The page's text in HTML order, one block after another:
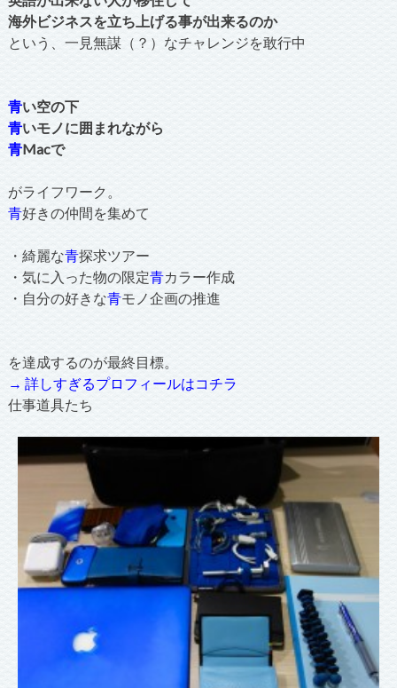
海外ビジネスを立ち上げる事が出来るのか
という、一見無謀（？）なチャレンジを敢行中
青い空の下
青いモノに囲まれながら
青Macで
がライフワーク。
青好きの仲間を集めて
・綺麗な青探求ツアー
・気に入った物の限定青カラー作成
・自分の好きな青モノ企画の推進
を達成するのが最終目標。
→ 詳しすぎるプロフィールはコチラ
仕事道具たち